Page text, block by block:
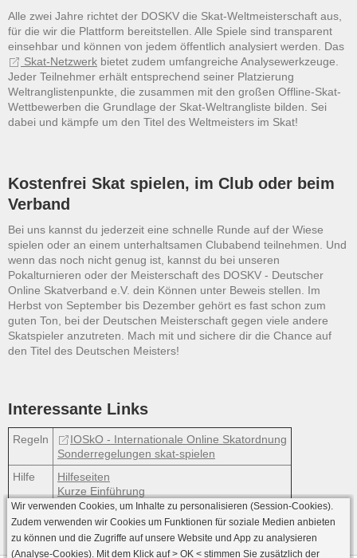
Alle zwei Jahre richtet der DOSKV die Skat-Weltmeisterschaft aus,
für die wir die Plattform bereitstellen. Alle Spiele sind transparent
einsehbar und können von jedem öffentlich analysiert werden. Das
Skat-Netzwerk bietet zudem umfangreiche Analysewerkzeuge.
Jeder Teilnehmer erhält entsprechend seiner Platzierung
Weltranglistenpunkte, die zusammen mit den großen Offline-Skat-
Wettbewerben die Grundlage der Skat-Weltrangliste bilden. Sei
dabei und kämpfe um den Titel des Weltmeisters im Skat!
Kostenfrei Skat spielen, im Club oder beim
Verband
Bei uns kannst du jederzeit eine schnelle Runde auf der Wiese
spielen oder an einem unterhaltsamen Clubabend teilnehmen. Und
wenn das noch nicht genug ist, kannst du bei unseren
Pokalturnieren oder der Meisterschaft des DOSKV - Deutscher
Online Skatverband e.V. dein Können unter Beweis stellen. Im
Herbst von September bis Dezember gehört es fast schon zum
guten Ton, bei der Deutschen Meisterschaft gegen viele andere
Skatspieler anzutreten. Mach mit und sichere dir die Chance auf
den Titel des Deutschen Meisters!
Interessante Links
Regeln
IOSkO - Internationale Online Skatordnung
Sonderregelungen skat-spielen
Hilfe
Hilfeseiten
Kurze Einführung
Wir verwenden Cookies, um Inhalte zu personalisieren (Session-Cookies).
Zudem verwenden wir Cookies um Funktionen für soziale Medien anbieten
zu können und die Zugriffe auf unsere Website und App zu analysieren
(Analyse-Cookies). Mit dem Klick auf> OK < stimmen Sie zusätzlich der